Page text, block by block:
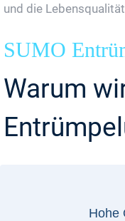
und die
SUMO
Warum
Hohe